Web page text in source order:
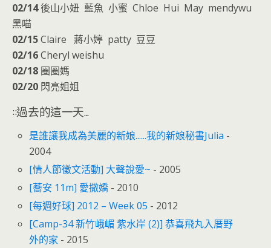
02/14後山小妞 藍魚 小蜜 Chloe Hui May mendywu
黑喵
02/15Claire 蔣小婷 patty 豆豆
02/16Cheryl weishu
02/18 圈圈媽
02/20 閃亮姐姐
::過去的這一天...
是誰讓我成為美麗的新娘......我的新娘秘書Julia -
2004
[情人節徵文活動] 大聲說愛~ - 2005
[蕎安 11m] 愛撒嬌 - 2010
[每週好球] 2012 – Week 05 - 2012
[Camp-34 新竹峨嵋 紫水岸 (2)] 恭喜飛丸入厝野
外的家 - 2015